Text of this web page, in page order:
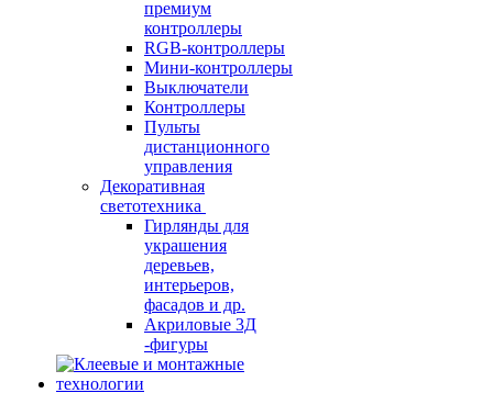
премиум
контроллеры
RGB-контроллеры
Мини-контроллеры
Выключатели
Контроллеры
Пульты
дистанционного
управления
Декоративная
светотехника
Гирлянды для
украшения
деревьев,
интерьеров,
фасадов и др.
Акриловые 3Д
-фигуры